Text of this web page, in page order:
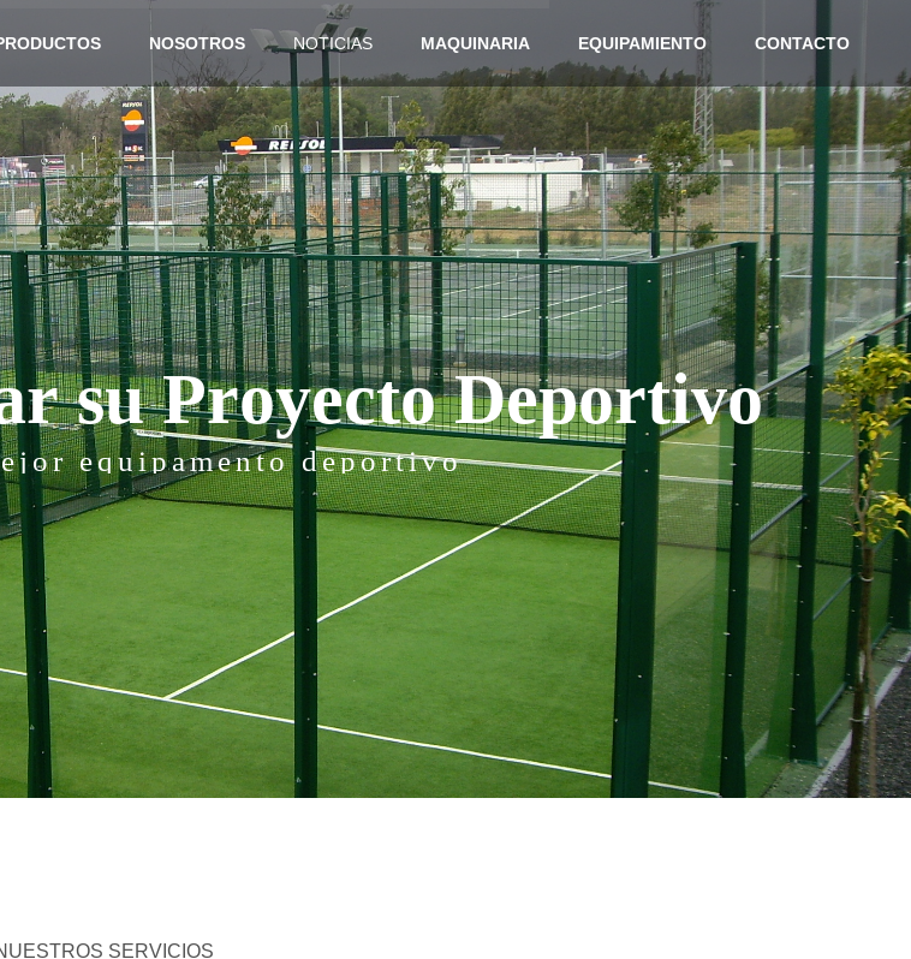
NOSOTROS NOTICIAS MAQUINARIA EQUIPAMIENTO CONTACTO
r su Proyecto Deportivo
equipamento deportivo
SERVICIOS